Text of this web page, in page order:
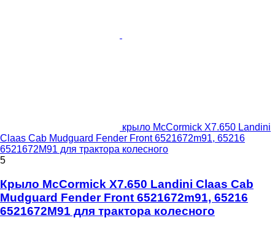
крыло McCormick X7.650 Landini
Claas Cab Mudguard Fender Front 6521672m91, 65216
6521672M91 для трактора колесного
5
Крыло McCormick X7.650 Landini Claas Cab
Mudguard Fender Front 6521672m91, 65216
6521672M91 для трактора колесного